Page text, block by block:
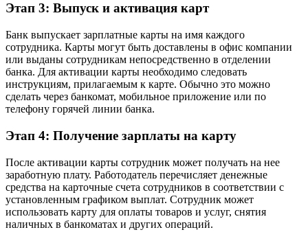
Этап 3: Выпуск и активация карт
Банк выпускает зарплатные карты на имя каждого
сотрудника. Карты могут быть доставлены в офис компании
или выданы сотрудникам непосредственно в отделении
банка. Для активации карты необходимо следовать
инструкциям, прилагаемым к карте. Обычно это можно
сделать через банкомат, мобильное приложение или по
телефону горячей линии банка.
Этап 4: Получение зарплаты на карту
После активации карты сотрудник может получать на нее
заработную плату. Работодатель перечисляет денежные
средства на карточные счета сотрудников в соответствии с
установленным графиком выплат. Сотрудник может
использовать карту для оплаты товаров и услуг, снятия
наличных в банкоматах и других операций.